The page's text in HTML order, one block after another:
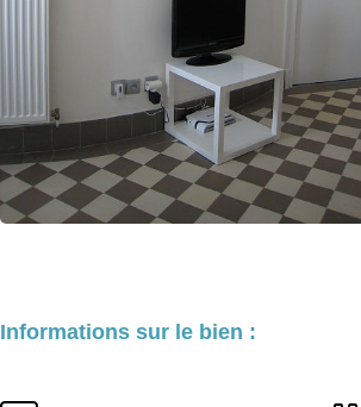
Informations sur le bien :